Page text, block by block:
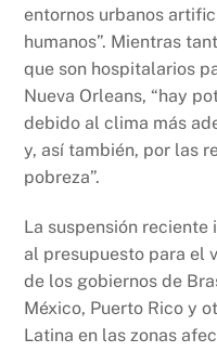
entornos urbanos
humanos”. Mientras
que son hospitalarios
Nueva Orleans, “hay
debido al clima más
y, así también, por las
pobreza”.
La suspensión reciente
al presupuesto para el
de los gobiernos de
México, Puerto Rico y
Latina en las zonas